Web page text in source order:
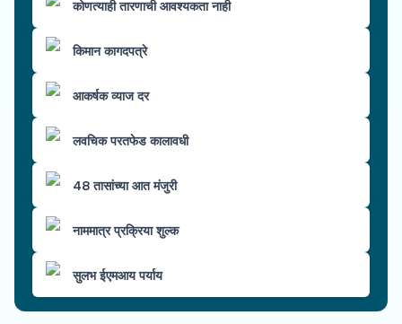
कोणत्याही तारणाची आवश्यकता नाही
किमान कागदपत्रे
आकर्षक व्याज दर
लवचिक परतफेड कालावधी
48 तासांच्या आत मंजुरी
नाममात्र प्रक्रिया शुल्क
सुलभ ईएमआय पर्याय